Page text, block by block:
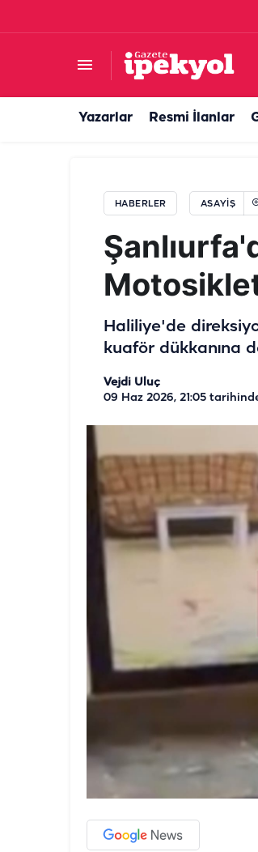
Yazarlar Resmi İlanlar
HABERLER ASAYIŞ
Haliliye'de
kuaför dükkanına
Vejdi Uluç
09 Haz 2026, 21:05
Şanlıurfa’da jandarma